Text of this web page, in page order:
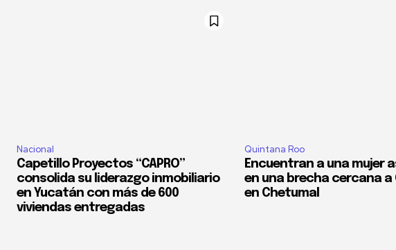
Nacional
Capetillo Proyectos “CAPRO”
consolida su liderazgo inmobiliario
en Yucatán con más de 600
viviendas entregadas
Quintana Roo
Encuentran a una mujer
en una brecha cercana a
en Chetumal